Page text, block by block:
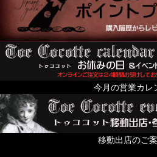
今月の営業カレ
移動出店のご案